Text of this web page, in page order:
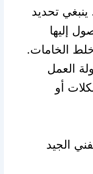
تحديد
إليها
الخامات.
العمل
أو
الجيد